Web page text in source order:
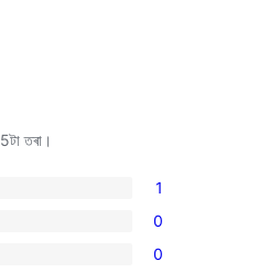
5টা তৰা।
1
0
0